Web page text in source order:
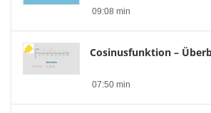
09:08 min
Cosinusfunktion –
07:50 min